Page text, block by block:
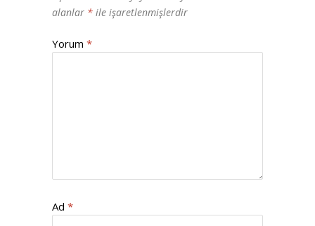
alanlar * ile işaretlenmişlerdir
Yorum *
Ad *